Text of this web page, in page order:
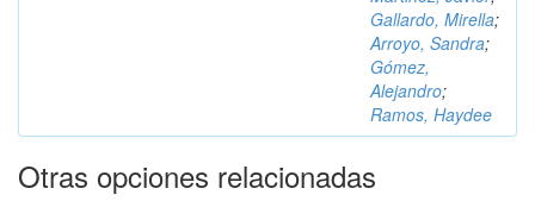
Gallardo, Mirella;
Arroyo, Sandra;
Gómez,
Alejandro;
Ramos, Haydee
Otras opciones relacionadas